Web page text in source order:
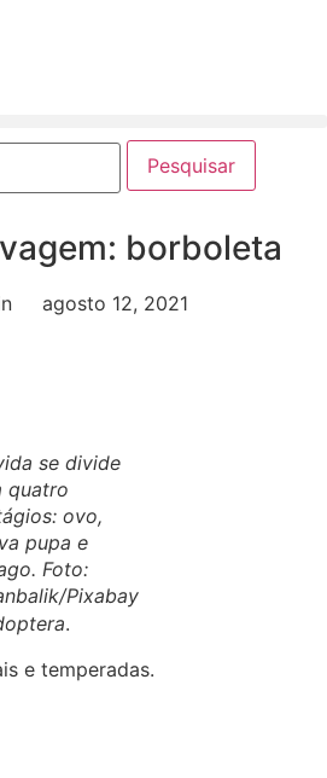
borboleta
agosto 12, 2021
se divide
quatro
ovo,
pupa e
Foto:
Pixabay
.
e temperadas.